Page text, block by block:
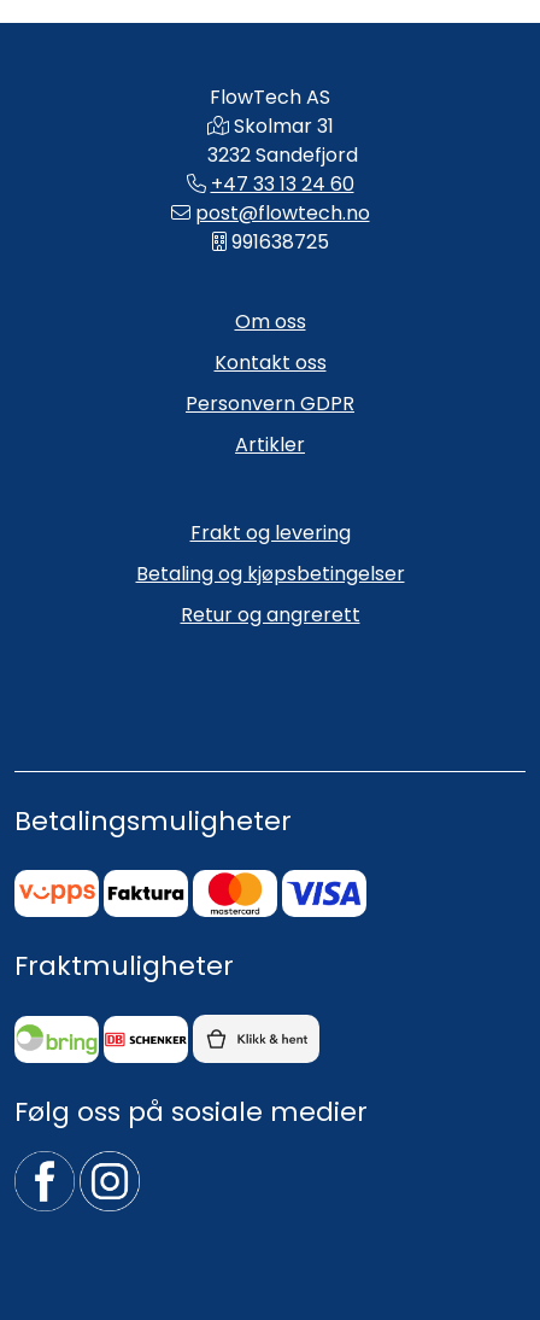
Betalingsmuligheter
Fraktmuligheter
Følg oss på sosiale medier
FlowTech AS
Skolmar 31
3232 Sandefjord
+47 33 13 24 60
post@flowtech.no
991638725
Om oss
Kontakt oss
Personvern GDPR
Artikler
Frakt og levering
Betaling og kjøpsbetingelser
Retur og angrerett